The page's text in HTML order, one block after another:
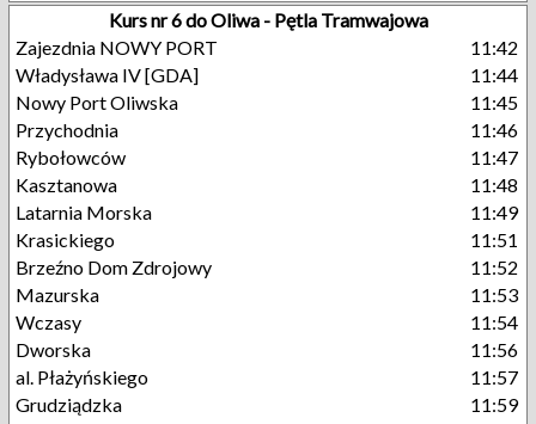
Kurs nr 6 do Oliwa - Pętla Tramwajowa
Zajezdnia NOWY PORT
11:42
Władysława IV [GDA]
11:44
Nowy Port Oliwska
11:45
Przychodnia
11:46
Rybołowców
11:47
Kasztanowa
11:48
Latarnia Morska
11:49
Krasickiego
11:51
Brzeźno Dom Zdrojowy
11:52
Mazurska
11:53
Wczasy
11:54
Dworska
11:56
al. Płażyńskiego
11:57
Grudziądzka
11:59